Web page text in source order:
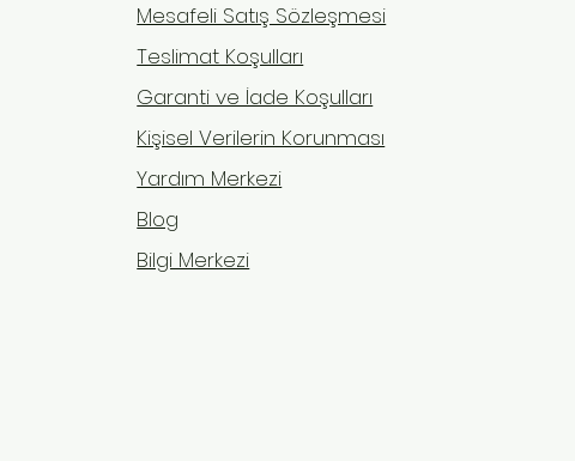
Mesafeli Satış Sözleşmesi
Teslimat Koşulları
Garanti ve İade Koşulları
Kişisel Verilerin Korunması
Yardım Merkezi
Blog
Bilgi Merkezi